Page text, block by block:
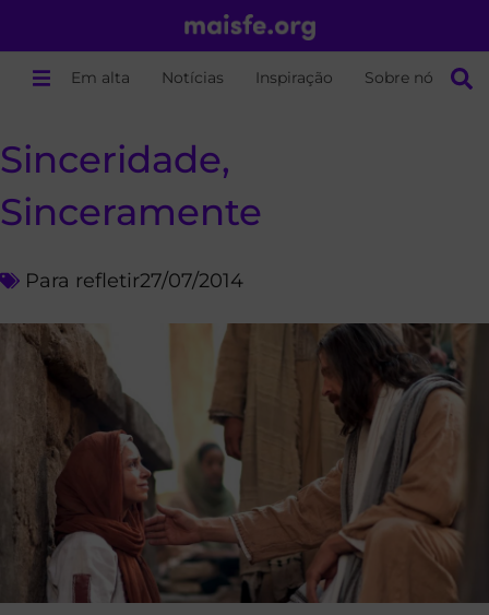
Em alta Notícias Inspiração Sobre nós
Sinceridade,
Sinceramente
Para refletir27/07/2014